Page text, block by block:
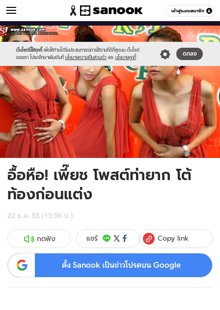
เข้าสู่ระบบสมาชิก
ข่าวบันเทิง หมวดอื่นๆ
เว็บไซต์นี้ใช้คุกกี้ เพื่อให้ท่านได้รับประสบการณ์การใช้งานที่ดีที่สุดบน เว็บไซต์
ของเรา โปรดศึกษาเพิ่มเติมที่ นโยบายความเป็นส่วนตัว และ นโยบายคุกกี้
ตกลง
Sanook
//s.isanook.com/sr/0/images/logo-
new-
sanook.png
600
60
//s.isanook.com/ns/0/ud/232/1160347/600.jpg
อื้อหือ! เพี๊ยช โพสต์ท่ายาก โต้
ท้องก่อนแต่ง
22 ธ.ค. 55 (13:56 น.)
กดฟัง แชร์ Copy link
ตั้ง Sanook เป็นข่าวโปรดบน Google